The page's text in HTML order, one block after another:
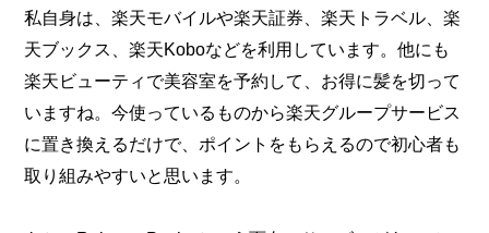
私自身は、楽天モバイルや楽天証券、楽天トラベル、楽
天ブックス、楽天Koboなどを利用しています。他にも
楽天ビューティで美容室を予約して、お得に髪を切って
いますね。今使っているものから楽天グループサービス
に置き換えるだけで、ポイントをもらえるので初心者も
取り組みやすいと思います。